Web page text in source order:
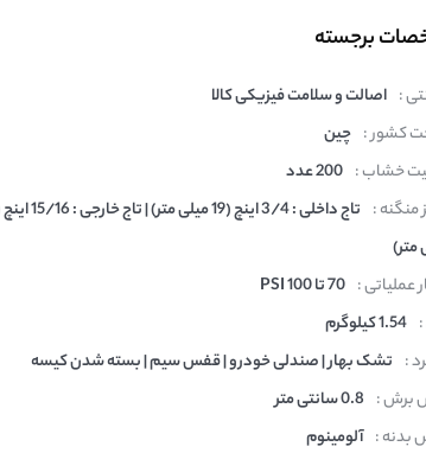
برجسته
: اصالت و سلامت فیزیکی کالا
کشور : چین
خشاب : 200 عدد
منگنه :
متر)
عملیاتی : 70 تا 100 PSI
1.54 کیلوگرم
: تشک بهار | صندلی خودرو | قفس سیم | بسته شدن کیسه
برش : 0.8 سانتی متر
بدنه : آلومینوم